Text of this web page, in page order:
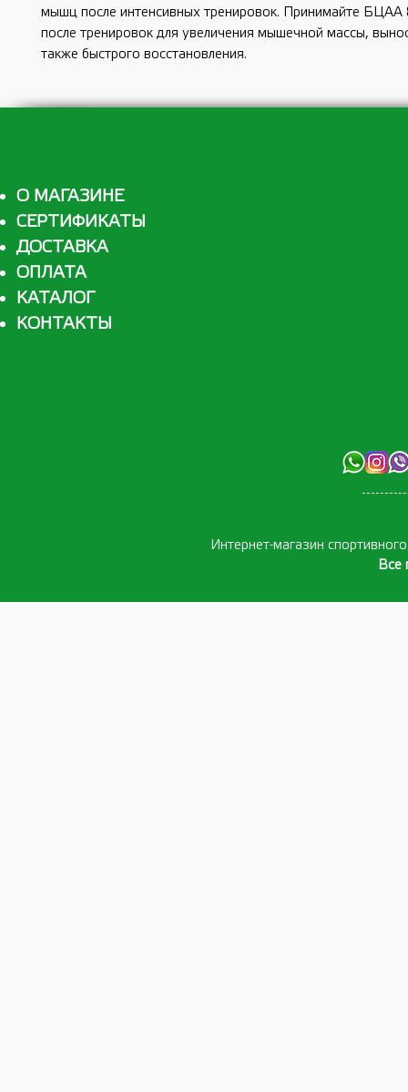
мышц после интенсивных тренировок. Принимайте
после тренировок для увеличения мышечной массы,
также быстрого восстановления.
О МАГАЗИНЕ
СЕРТИФИКАТЫ
ДОСТАВКА
ОПЛАТА
КАТАЛОГ
КОНТАКТЫ
Интернет-магазин
Все